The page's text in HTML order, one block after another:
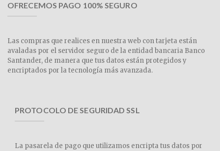
OFRECEMOS PAGO 100% SEGURO
Las compras que realices en nuestra web con tarjeta están
avaladas por el servidor seguro de la entidad bancaria Banco
Santander, de manera que tus datos están protegidos y
encriptados por la tecnología más avanzada.
PROTOCOLO DE SEGURIDAD SSL
La pasarela de pago que utilizamos encripta tus datos por